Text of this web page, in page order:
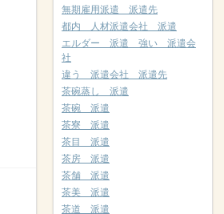
無期雇用派遣 派遣先
都内 人材派遣会社 派遣
エルダー 派遣 強い 派遣会
社
違う 派遣会社 派遣先
茶碗蒸し 派遣
茶碗 派遣
茶寮 派遣
茶目 派遣
茶房 派遣
茶舗 派遣
茶美 派遣
茶道 派遣